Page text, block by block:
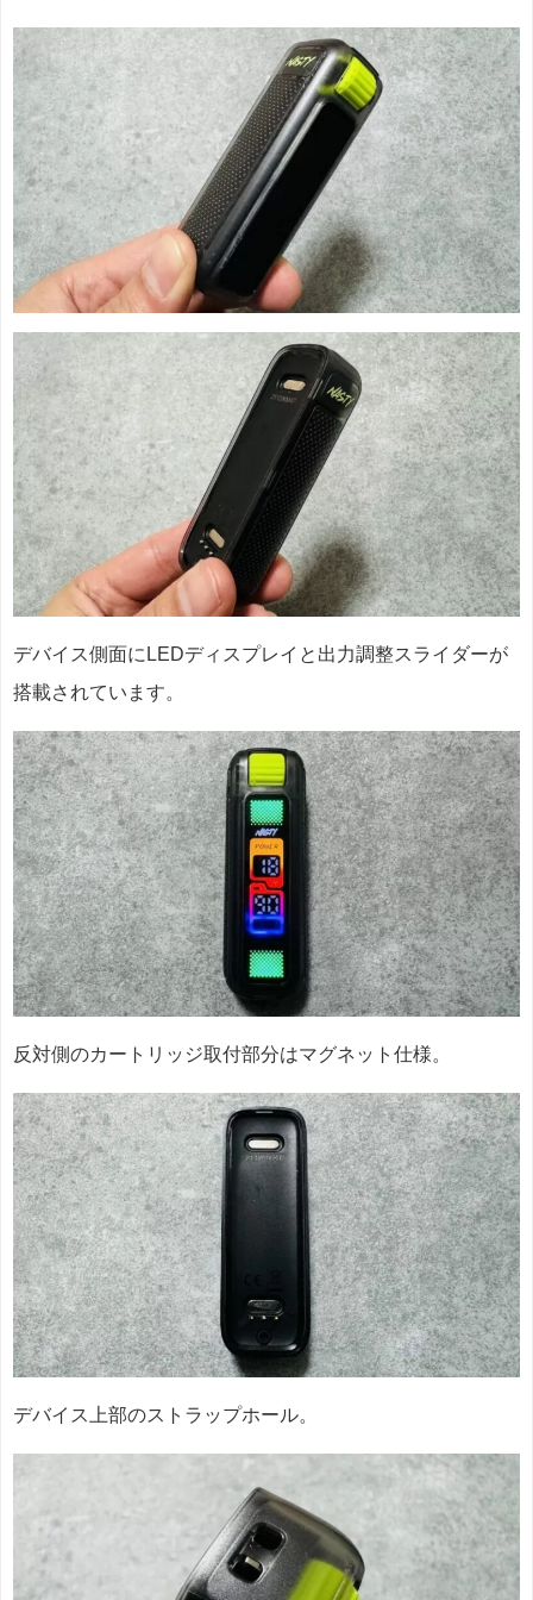
デバイス側面にLEDディスプレイと出力調整スライダーが
搭載されています。
反対側のカートリッジ取付部分はマグネット仕様。
デバイス上部のストラップホール。